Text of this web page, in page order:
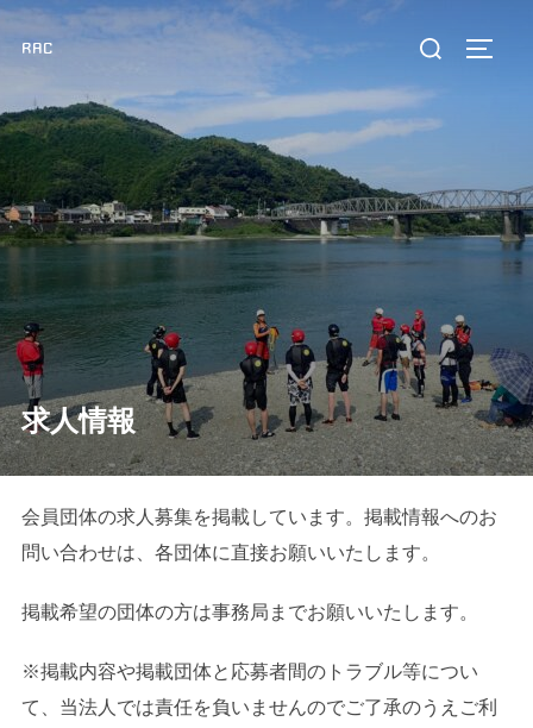
コ
ン
ス
キ
プ
RAC
検
対
象:
求人情報
会員団体の求人募集を掲載しています。掲載情報へのお
問い合わせは、各団体に直接お願いいたします。
掲載希望の団体の方は事務局までお願いいたします。
※掲載内容や掲載団体と応募者間のトラブル等につい
て、当法人では責任を負いませんのでご了承のうえご利